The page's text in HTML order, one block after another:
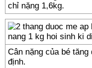
chỉ nặng 1,6kg.
Cân nặng của bé
định.